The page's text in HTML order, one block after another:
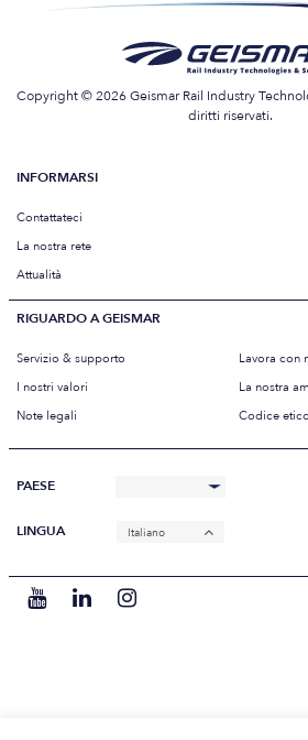
Copyright © 2026 Geismar Rail Industry
diritti riservati.
INFORMARSI
Contattateci
La nostra rete
Attualità
RIGUARDO A GEISMAR
Servizio & supporto
Lavora con
I nostri valori
La nostra
Note legali
Codice etico
PAESE
LINGUA Italiano